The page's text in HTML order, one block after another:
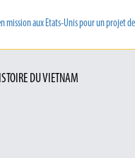
mission aux Etats-Unis pour un projet
DU VIETNAM